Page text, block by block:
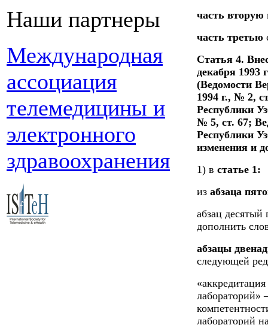
Наши партнеры
Международная
ассоциация
телемедицины и
электронного
здравоохранения
часть вторую
часть третью
Статья 4.
декабря
(Ведомости
1994 г., № 2,
Республики
№ 5, ст. 67;
Республики
изменения и
1) в статье 1:
из абзаца
абзац десятый
дополнить
абзацы
следующей
лабораторий»
лабораторий